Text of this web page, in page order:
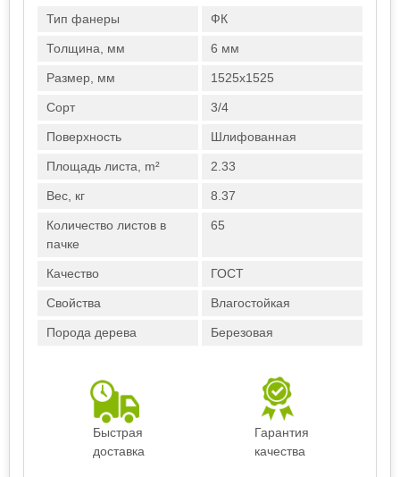
Тип фанеры ФК
Толщина, мм 6 мм
Размер, мм 1525х1525
Сорт 3/4
Поверхность Шлифованная
Площадь листа, m² 2.33
Вес, кг 8.37
Количество листов в
пачке
65
Качество ГОСТ
Свойства Влагостойкая
Порода дерева Березовая
Быстрая
доставка
Гарантия
качества